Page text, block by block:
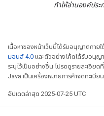
ทำให้อ่านองค์ประ
เนื้อหาของหน้าเว็บนี้ได้รับอนุญาตภายใ
มอนส์ 4.0 และตัวอย่างโค้ดได้รับอนุญ
ระบุไว้เป็นอย่างอื่น โปรดดูรายละเอียดที่
Java เป็นเครื่องหมายการค้าจดทะเบี
อัปเดตล่าสุด 2025-07-25 UTC